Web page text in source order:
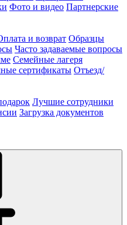
Фото и видео Партнерские
и возврат Образцы
Часто задаваемые вопросы
Семейные лагеря
сертификаты Отъезд/
Лучшие сотрудники
Загрузка документов